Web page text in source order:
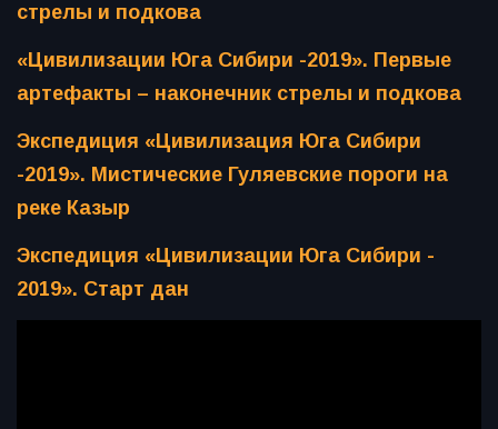
стрелы и подкова
«Цивилизации Юга Сибири -2019». Первые
артефакты – наконечник стрелы и подкова
Экспедиция «Цивилизация Юга Сибири
-2019». Мистические Гуляевские пороги на
реке Казыр
Экспедиция «Цивилизации Юга Сибири -
2019». Старт дан